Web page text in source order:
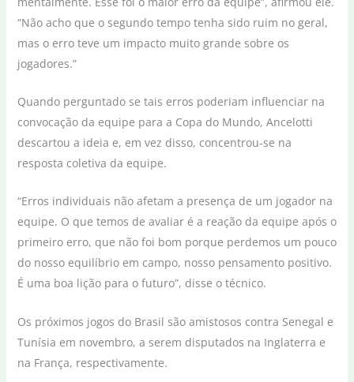
“Não acho que o segundo tempo tenha sido ruim no geral,
mas o erro teve um impacto muito grande sobre os
jogadores.”
Quando perguntado se tais erros poderiam influenciar na
convocação da equipe para a Copa do Mundo, Ancelotti
descartou a ideia e, em vez disso, concentrou-se na
resposta coletiva da equipe.
“Erros individuais não afetam a presença de um jogador na
equipe. O que temos de avaliar é a reação da equipe após o
primeiro erro, que não foi bom porque perdemos um pouco
do nosso equilíbrio em campo, nosso pensamento positivo.
É uma boa lição para o futuro”, disse o técnico.
Os próximos jogos do Brasil são amistosos contra Senegal e
Tunísia em novembro, a serem disputados na Inglaterra e
na França, respectivamente.